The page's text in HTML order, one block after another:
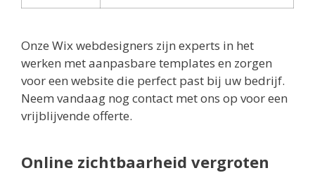
Onze Wix webdesigners zijn experts in het
werken met aanpasbare templates en zorgen
voor een website die perfect past bij uw bedrijf.
Neem vandaag nog contact met ons op voor een
vrijblijvende offerte.
Online zichtbaarheid vergroten